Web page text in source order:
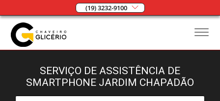
(19) 3232-9100
SERVIÇO DE ASSISTÊNCIA DE
SMARTPHONE JARDIM CHAPADÃO